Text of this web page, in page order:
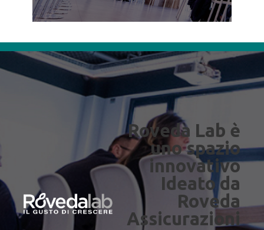
Roveda Lab è
uno spazio
innovativo
Ideato da
Roveda
Assicurazioni